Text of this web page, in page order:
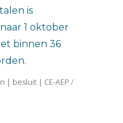
is
1 oktober
binnen 36
| besluit | CE-AEP /